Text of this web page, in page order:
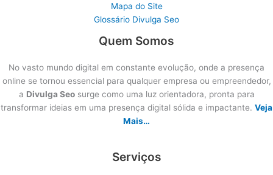
Mapa do Site
Glossário Divulga Seo
Quem Somos
No vasto mundo digital em constante evolução, onde a presença
online se tornou essencial para qualquer empresa ou empreendedor,
a Divulga Seosurge como uma luz orientadora, pronta para
transformar ideias em uma presença digital sólida e impactante. Veja
Mais…
Serviços